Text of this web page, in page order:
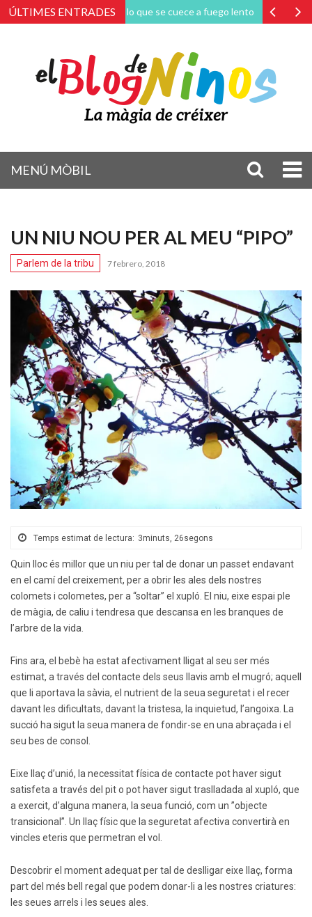
ÚLTIMES ENTRADESAmar lo que se cuece a fuego lento La magia de
MENÚ MÒBIL
UN NIU NOU PER AL MEU “PIPO”
Parlem de la tribu 7 febrero, 2018
Temps estimat de lectura: 3minuts, 26segons
Quin lloc és millor que un niu per tal de donar un passet endavant
en el camí del creixement, per a obrir les ales dels nostres
colomets i colometes, per a “soltar” el xupló. El niu, eixe espai ple
de màgia, de caliu i tendresa que descansa en les branques de
l’arbre de la vida.
Fins ara, el bebè ha estat afectivament lligat al seu ser més
estimat, a través del contacte dels seus llavis amb el mugró; aquell
que li aportava la sàvia, el nutrient de la seua seguretat i el recer
davant les dificultats, davant la tristesa, la inquietud, l’angoixa. La
succió ha sigut la seua manera de fondir-se en una abraçada i el
seu bes de consol.
Eixe llaç d’unió, la necessitat física de contacte pot haver sigut
satisfeta a través del pit o pot haver sigut traslladada al xupló, que
a exercit, d’alguna manera, la seua funció, com un ”objecte
transicional”. Un llaç físic que la seguretat afectiva convertirà en
vincles eteris que permetran el vol.
Descobrir el moment adequat per tal de deslligar eixe llaç, forma
part del més bell regal que podem donar-li a les nostres criatures:
les seues arrels i les seues ales.